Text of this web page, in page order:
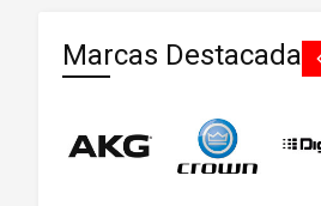
Marcas Destacadas